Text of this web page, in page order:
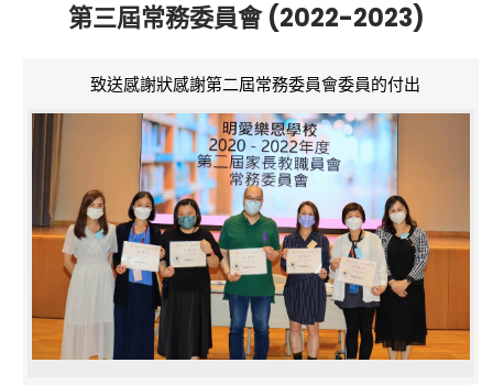
第三屆常務委員會 (2022-2023)
致送感謝狀感謝第二屆常務委員會委員的付出